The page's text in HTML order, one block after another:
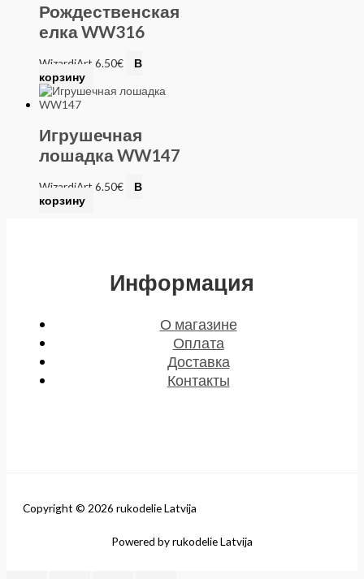
Рождественская
елка WW316
WizardiArt 6.50€
В
корзину
Игрушечная
лошадка WW147
WizardiArt 6.50€
В
корзину
Информация
О магазине
Оплата
Доставка
Контакты
Copyright © 2026 rukodelie Latvija
Powered by rukodelie Latvija